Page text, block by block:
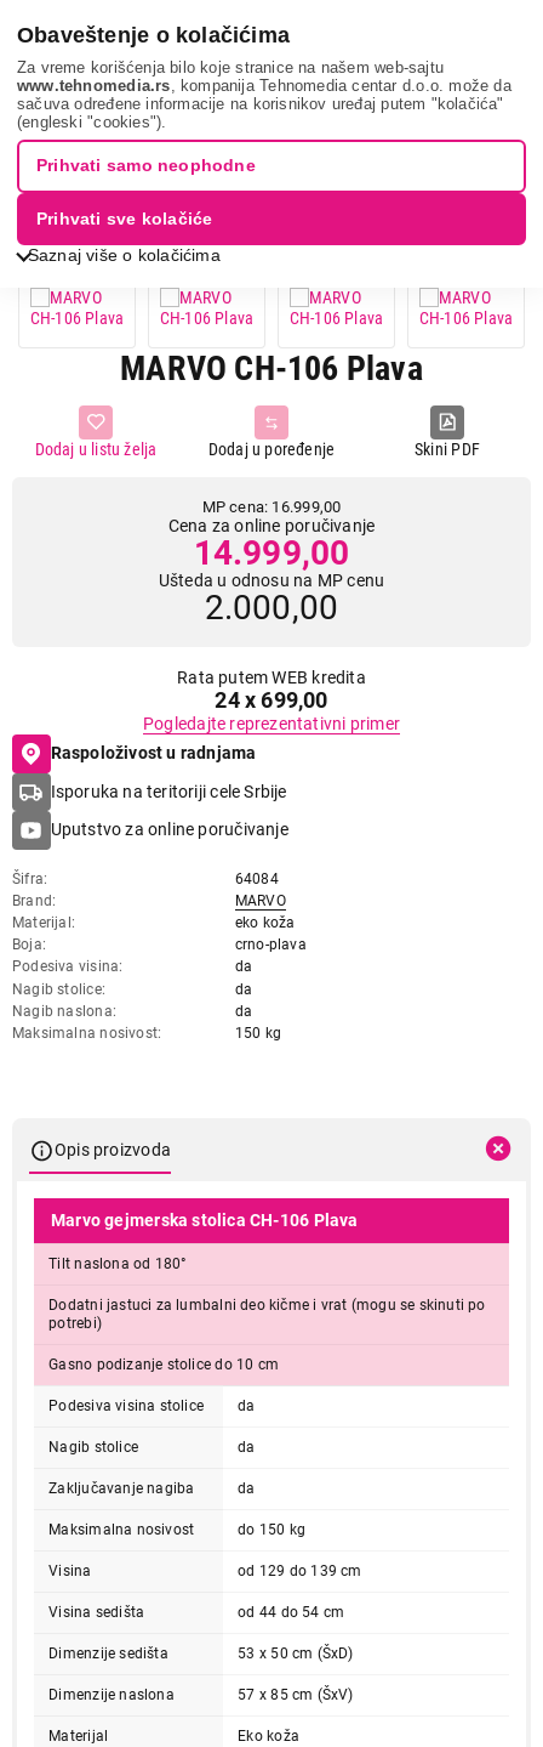
Obaveštenje o kolačićima
Za vreme korišćenja bilo koje stranice na našem web-sajtu
www.tehnomedia.rs , kompanija Tehnomedia centar d.o.o. može da
sačuva određene informacije na korisnikov uređaj putem "kolačića"
(engleski "cookies").
Saznaj više o kolačićima
Prihvati samo neophodne
Prihvati sve kolačiće
It & gaming Oprema za igranje Gaming stolice
Marvo ch-
106 pl...
12% UŠTEDA.
MARVO CH-106 Plava
Skini PDF
Dodaj u poređenje
Dodaj u listu želja
MP cena: 16.999,00
Cena za online poručivanje
14.999,00
Ušteda u odnosu na MP cenu
2.000,00
Rata putem WEB kredita
24 x 699,00
Pogledajte reprezentativni primer
Raspoloživost u radnjama
Isporuka na teritoriji cele Srbije
Uputstvo za online poručivanje
Šifra
64084
Brand
MARVO
Materijal
eko koža
Boja
crno-plava
Podesiva visina
da
Nagib stolice
da
Nagib naslona
da
Maksimalna nosivost
150 kg
Opis proizvoda
Marvo gejmerska stolica CH-106 Plava
Tilt naslona od 180°
Dodatni jastuci za lumbalni deo kičme i vrat (mogu se skinuti po
potrebi)
Gasno podizanje stolice do 10 cm
Podesiva visina stolice da
Nagib stolice da
Zaključavanje nagiba da
Maksimalna nosivost do 150 kg
Visina od 129 do 139 cm
Visina sedišta od 44 do 54 cm
Dimenzije sedišta 53 x 50 cm (ŠxD)
Dimenzije naslona 57 x 85 cm (ŠxV)
Materijal Eko koža